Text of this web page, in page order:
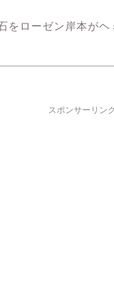
をローゼン岸本が
スポンサーリンク